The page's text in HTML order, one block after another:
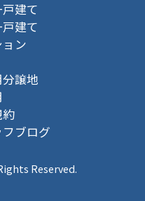
建て
建て
ン
譲地
ブログ
Reserved.